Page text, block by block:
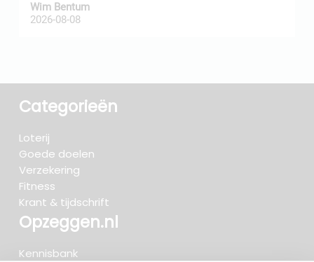
Wim Bentum
2026-08-08
Categorieën
Loterij
Goede doelen
Verzekering
Fitness
Krant & tijdschrift
Opzeggen.nl
Kennisbank